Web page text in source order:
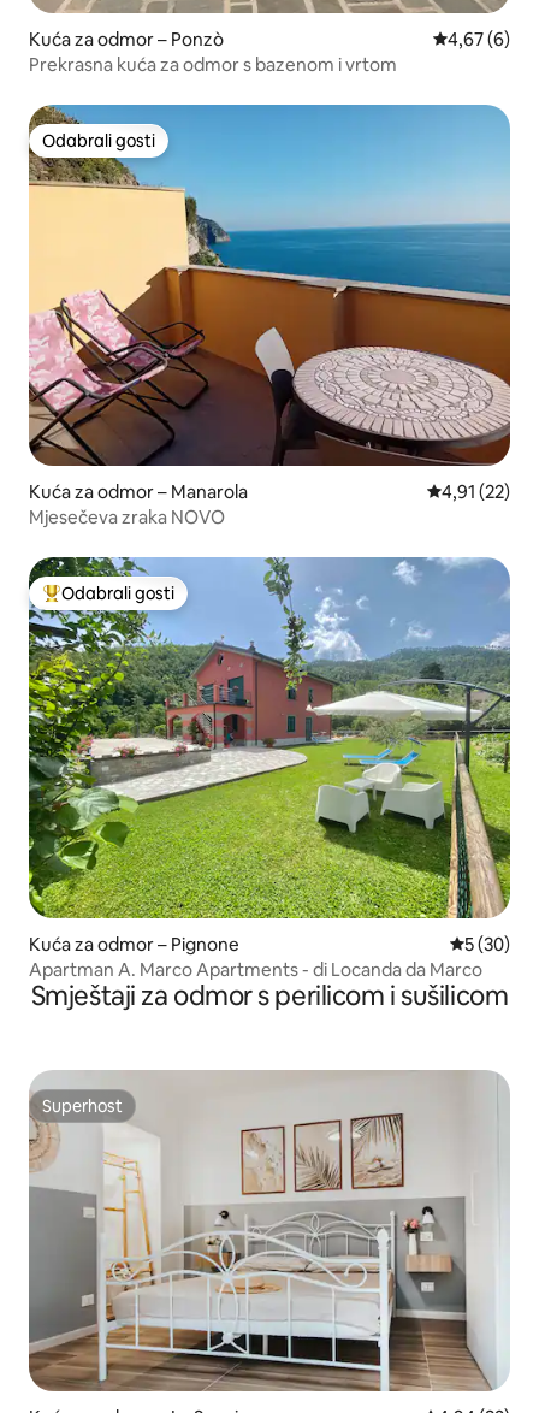
Kuća za odmor – Ponzò Prosječna
4,67 (6)
Prekrasna kuća za odmor s bazenom i vrtom
Odabrali gosti
Odabrali gosti
Kuća za odmor – Manarola Prosječna
4,91 (22)
Mjesečeva zraka NOVO
Među najviše rangiranima s oznakom „Odabrali gosti”
Odabrali gosti
Kuća za odmor – Pignone Prosječna
5 (30)
Apartman A. Marco Apartments - di Locanda da Marco
Smještaji za odmor s perilicom i sušilicom
Superhost
Superhost